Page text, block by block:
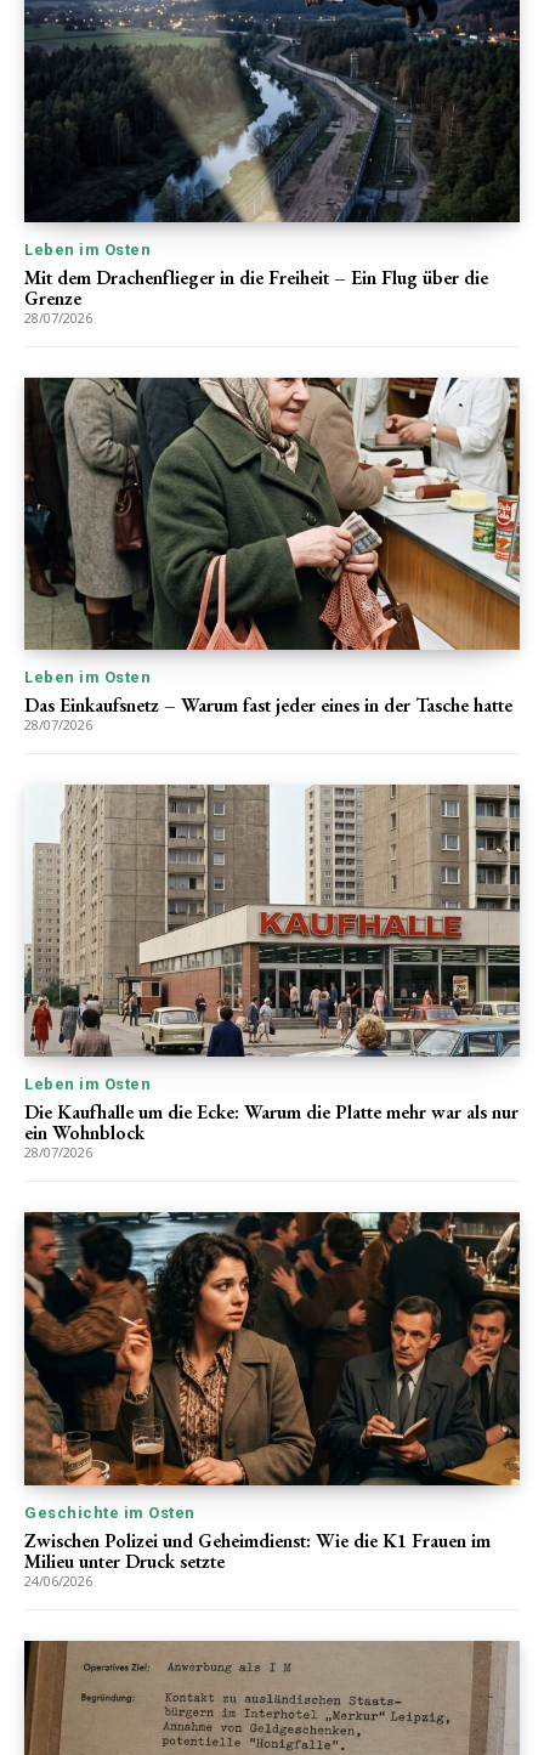
Leben im Osten
Mit dem Drachenflieger in die Freiheit – Ein Flug über die
Grenze
28/07/2026
Leben im Osten
Das Einkaufsnetz – Warum fast jeder eines in der Tasche hatte
28/07/2026
Leben im Osten
Die Kaufhalle um die Ecke: Warum die Platte mehr war als nur
ein Wohnblock
28/07/2026
Geschichte im Osten
Zwischen Polizei und Geheimdienst: Wie die K1 Frauen im
Milieu unter Druck setzte
24/06/2026